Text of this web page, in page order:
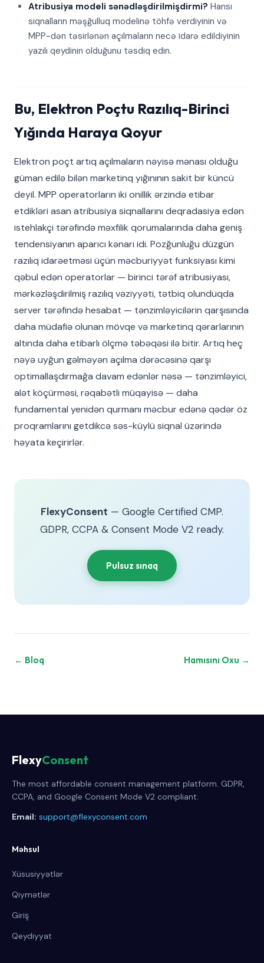
Atribusiya modeli sənədləşdirilmişdirmi? Hansı
siqnalların məşğulluq modelinə töhfə verdiyinin və
MPP-dən təsirlənən açılmaların necə idarə edildiyinin
yazılı qeydinin olduğunu təsdiq edin.
Bu, Elektron Poçtu Razılıq-Birinci
Yığında Haraya Qoyur
Elektron poçt artıq açılmaların nəyisə mənası olduğu
güman edilə bilən marketinq yığınının sakit bir küncü
deyil. MPP operatorların iki onillik ərzində etibar
etdikləri asan atribusiya siqnallarını deqradasiya edən
istehlakçi tərəfində məxfilik qorumalarında daha geniş
tendensiyanın aparıcı kənarı idi. Pozğunluğu düzgün
razılıq idarəetməsi üçün məcburiyyət funksiyası kimi
qəbul edən operatorlar — birinci tərəf atribusiyası,
mərkəzləşdirilmiş razılıq vəziyyəti, tətbiq olunduqda
server tərəfində hesabat — tənzimləyicilərin qarşısında
daha müdafiə olunan mövqe və marketinq qərarlarının
altında daha etibarlı ölçmə təbəqəsi ilə bitir. Artıq heç
nəyə uyğun gəlməyən açılma dərəcəsinə qarşı
optimallaşdırmağa davam edənlər nəsə — tənzimləyici,
alət köçürməsi, rəqabətli müqayisə — daha
fundamental yenidən qurmanı məcbur edənə qədər öz
proqramlarını getdikcə səs-küylü siqnal üzərində
həyata keçirirlər.
FlexyConsent — Google Certified CMP.
GDPR, CCPA & Consent Mode V2 ready.
Pulsuz sınaq
← Bloq Hamısını Oxu →
FlexyConsent
The most affordable consent management platform. GDPR,
CCPA, and Google Consent Mode V2 compliant.
Email: support@flexyconsent.com
Məhsul
Xüsusiyyətlər
Qiymətlər
Giriş
Qeydiyyat